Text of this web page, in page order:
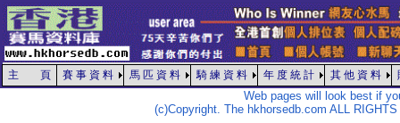
主 頁 賽 事 資 料 馬 匹 資 料 騎 練 資 料 年 度 統 計 其 他 資 料
Web pages will look best if
(c)Copyright. The hkhorsedb.com ALL